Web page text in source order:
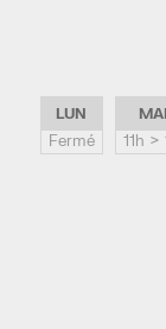
LUN
Fermé
11h >